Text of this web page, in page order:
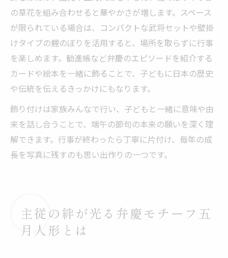
の草花を組み合わせると華やかさが増します。スペース
が限られている場合は、コンパクトな武将セットや壁掛
けタイプの鯉のぼりを活用すると、場所を取らずに行事
を楽しめます。勧進帳など弁慶のエピソードを紹介する
カードや絵本を一緒に飾ることで、子どもに日本の歴史
や伝統を伝えるきっかけにもなります。
飾り付けは家族みんなで行い、子どもと一緒に意味や由
来を話し合うことで、端午の節句の本来の願いを深く理
解できます。行事が終わったら丁寧に片付け、毎年の成
長を写真に残すのも思い出作りの一つです。
主従の絆が光る弁慶モチーフ五
月人形とは